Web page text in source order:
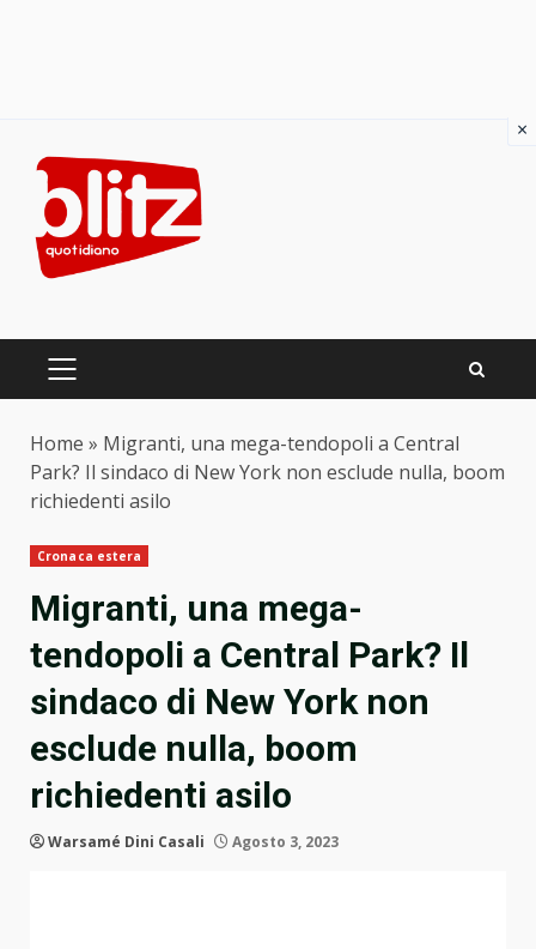
content
PRIMARY
Home » Migranti, una mega-tendopoli a Central
Park? Il sindaco di New York non esclude nulla, boom
richiedenti asilo
Cronaca estera
Migranti, una mega-
tendopoli a Central Park? Il
sindaco di New York non
esclude nulla, boom
richiedenti asilo
Warsamé Dini Casali Agosto 3, 2023
×